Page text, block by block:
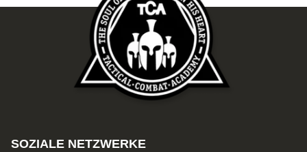
SOZIALE NETZWERKE